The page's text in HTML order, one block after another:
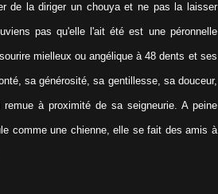
de la diriger un chouya et ne pas la laisser
pas qu'elle l'ait été est une péronnelle
mielleux ou angélique à 48 dents et ses
sa générosité, sa gentillesse, sa douceur,
à proximité de sa seigneurie. A peine
comme une chienne, elle se fait des amis à